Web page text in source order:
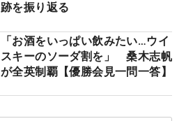
跡を振り返る
「お酒をいっぱい飲みたい…ウイ
スキーのソーダ割を」 桑木志帆
が全英制覇【優勝会見一問一答】